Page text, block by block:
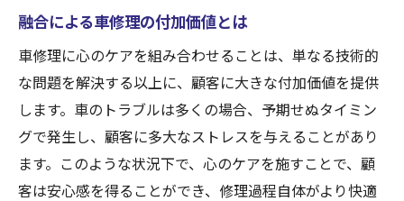
融合による車修理の付加価値とは
車修理に心のケアを組み合わせることは、単なる技術的
な問題を解決する以上に、顧客に大きな付加価値を提供
します。車のトラブルは多くの場合、予期せぬタイミン
グで発生し、顧客に多大なストレスを与えることがあり
ます。このような状況下で、心のケアを施すことで、顧
客は安心感を得ることができ、修理過程自体がより快適